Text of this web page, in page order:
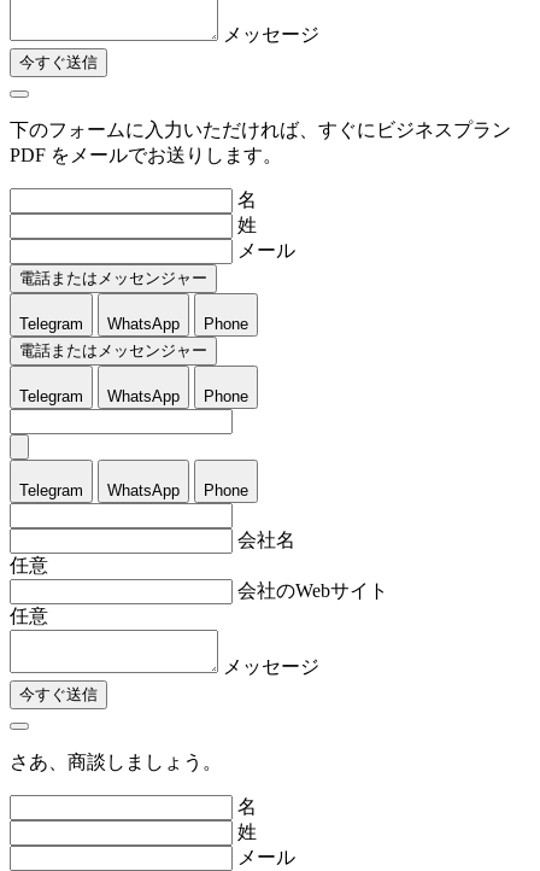
メッセージ
今すぐ送信
下のフォームに入力いただければ、すぐにビジネスプラン
PDF をメールでお送りします。
名
姓
メール
電話またはメッセンジャー
Telegram WhatsApp
Phone
電話またはメッセンジャー
Telegram WhatsApp Phone
Telegram WhatsApp Phone
会社名
任意
会社のWebサイト
任意
メッセージ
今すぐ送信
さあ、商談しましょう。
名
姓
メール